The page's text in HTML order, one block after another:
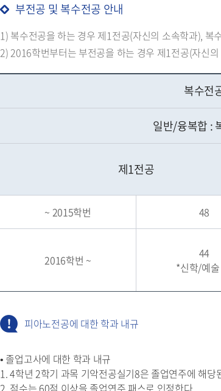
부전공 및 복수전공 안내
1) 복수전공을 하는 경우 제1전공(자신의 소속학과), 복
2) 2016학번부터는 부전공을 하는 경우 제1전공(자신
복수전
일반/융복합 :
제1전공
~ 2015학번 48
2016학번 ~
44
*신학/예
피아노전공에 대한 학과 내규
• 졸업고사에 대한 학과 내규
1. 4학년 2학기 과목 기악전공실기8은 졸업연주에 해당
2. 점수는 60점 이상을 졸업연주 패스로 인정한다.